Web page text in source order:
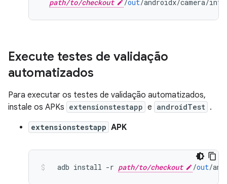
path/to/checkout /out/androidx/camera/
Execute testes de validação
automatizados
Para executar os testes de validação automatizados,
instale os APKs extensionstestapp e androidTest .
extensionstestapp APK
adb install -r path/to/checkout /out/